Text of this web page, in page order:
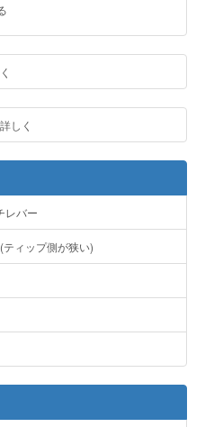
しく
レバー
ィップ側が狭い)